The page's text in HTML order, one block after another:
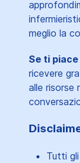
meglio la
Se ti
ricevere
alle risorse
Tutti